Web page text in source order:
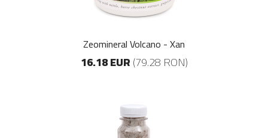
Zeomineral Volcano - Xan
16.18 EUR(79.28 RON)